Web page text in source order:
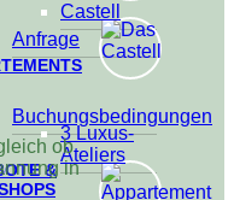
Castell
3 Luxus-
Ateliers
Anfrage
Buchungsbedingungen
&
ob
in